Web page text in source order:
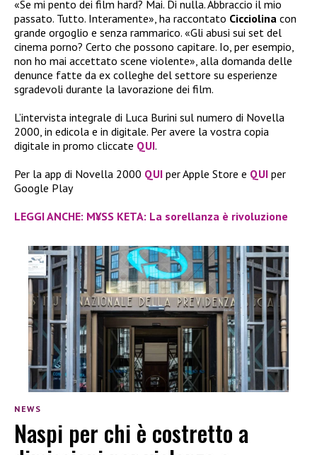
«Se mi pento dei film hard? Mai. Di nulla. Abbraccio il mio
passato. Tutto. Interamente», ha raccontato Cicciolina con
grande orgoglio e senza rammarico. «Gli abusi sui set del
cinema porno? Certo che possono capitare. Io, per esempio,
non ho mai accettato scene violente», alla domanda delle
denunce fatte da ex colleghe del settore su esperienze
sgradevoli durante la lavorazione dei film.
L’intervista integrale di Luca Burini sul numero di Novella
2000, in edicola e in digitale. Per avere la vostra copia
digitale in promo cliccate QUI.
Per la app di Novella 2000 QUI per Apple Store e QUI per
Google Play
LEGGI ANCHE: M¥SS KETA: La sorellanza è rivoluzione
NEWS
Naspi per chi è costretto a